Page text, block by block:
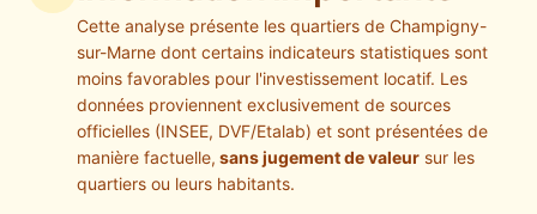
Cette analyse présente les quartiers de Champigny-
sur-Marne dont certains indicateurs statistiques sont
moins favorables pour l'investissement locatif. Les
données proviennent exclusivement de sources
officielles (INSEE, DVF/Etalab) et sont présentées de
manière factuelle, sans jugement de valeur sur les
quartiers ou leurs habitants.